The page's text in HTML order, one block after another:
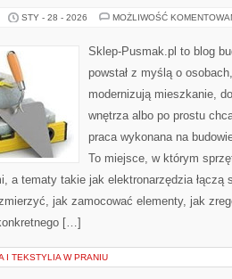
STY - 28 - 2026 MOŻLIWOŚĆ
Sklep-Pusmak.pl to blog
powstał z myślą o
modernizują mieszkanie,
wnętrza albo po prostu
praca wykonana na
To miejsce, w którym
a tematy takie jak elektronarzędzia łączą
jak zamocować elementy, jak
[…]
I TEKSTYLIA W PRANIU